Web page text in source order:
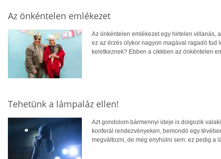
Az önkéntelen emlékezet
Az önkéntelen emlékezet egy hirtelen villanás,
ez az érzés olykor nagyon magával ragadó tud
keletkeznek? Ebben a cikkben az önkéntelen
Tehetünk a lámpaláz ellen!
Azt gondolom bármennyi ideje is dolgozik
konferál rendezvényeken, bemondó egy
megváltozni, de még enyhülni sem: ez pedig a